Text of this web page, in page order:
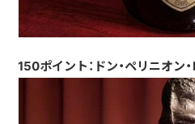
150ポイント：ドン・ペリニオン